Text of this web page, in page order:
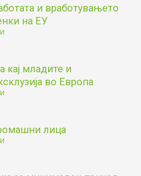
и вработувањето
на ЕУ
кај младите и
во Европа
лица